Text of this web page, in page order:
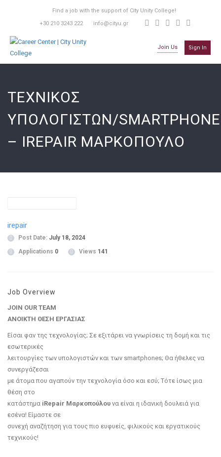
Find a job with the support of City Unity College!
+30 210 3243 222
info@cityu.gr
Join Us Sign In
ΤΕΧΝΙΚΟΣ
ΥΠΟΛΟΓΙΣΤΩΝ/
– IREPAIR ΜΑΡΚΟΠΟΥΛΟ
irepair
Post Date: July 18, 2024
Applications 0 Views 141
Job Overview
JOIN OUR TEAM
ΑΝΟΙΚΤΗ ΘΕΣΗ ΕΡΓΑΣΙΑΣ
Είσαι φαν της τεχνολογίας; Σε εξιτάρει να γνωρίσεις τη δομή και τις
εσωτερικές
λειτουργίες των υπολογιστών και των smartphones; Θα ήθελες να
συνεργάζεσαι
με άτομα που αγαπούν την τεχνολογία όσο και εσύ; Τότε ίσως μια
θέση στο
κατάστημα iRepair Μαρκοπούλου να είναι η ιδανική δουλειά για
εσένα! Είμαστε σε
συνεχή αναζήτηση για τους πιο ευφυείς, φιλικούς και εργατικούς
τεχνικούς!